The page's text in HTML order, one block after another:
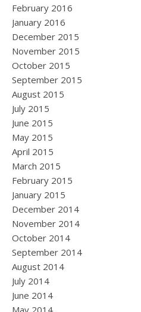
February 2016
January 2016
December 2015
November 2015
October 2015
September 2015
August 2015
July 2015
June 2015
May 2015
April 2015
March 2015
February 2015
January 2015
December 2014
November 2014
October 2014
September 2014
August 2014
July 2014
June 2014
May 2014